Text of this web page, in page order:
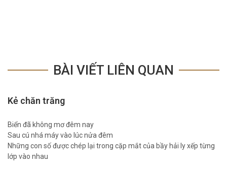
BÀI VIẾT LIÊN QUAN
Kẻ chăn trăng
Biển đã không mơ đêm nay
Sau cú nhá máy vào lúc nửa đêm
Những con số được chép lại trong cặp mắt của bầy hải ly xếp từng
lớp vào nhau